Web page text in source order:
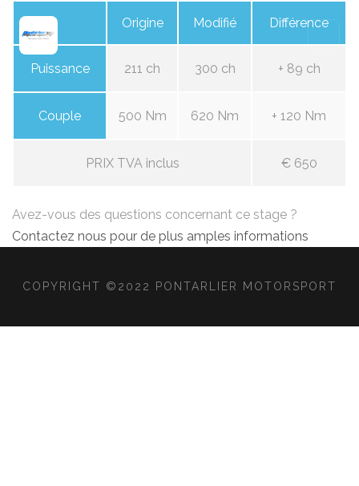
Origine Modifié Différence
Puissance 211 ch 300 ch + 89 ch
Couple 500 Nm 620 Nm + 120 Nm
PRIX TVA inclus € 650
Avez-vous des questions concernant ce stage ?
Contactez nous pour de plus amples informations
COPYRIGHT ©2022 PONTARLIER MOTORSPORT